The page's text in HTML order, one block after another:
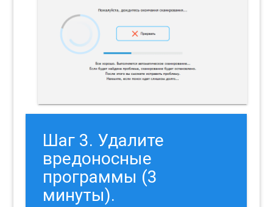
Шаг 3. Удалите
вредоносные
программы (3
минуты).